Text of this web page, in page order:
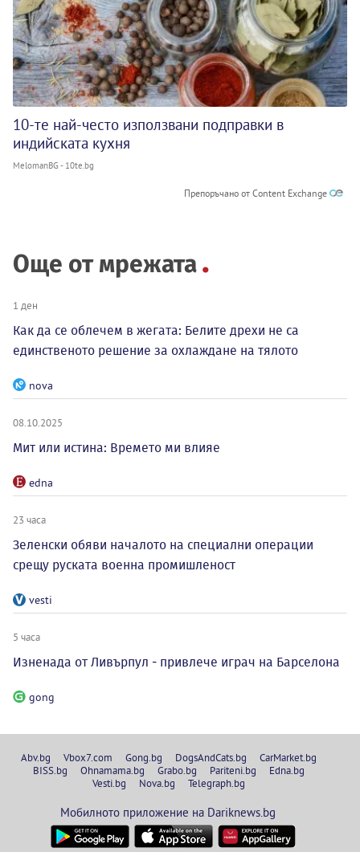
10-те най-често използвани подправки в
индийската кухня
MelomanBG - 10te.bg
Препоръчано от Content Exchange
Още от мрежата
1 ден
Как да се облечем в жегата: Белите дрехи не са
единственото решение за охлаждане на тялото
nova
08.10.2025
Мит или истина: Времето ми влияе
edna
23 часа
Зеленски обяви началото на специални операции
срещу руската военна промишленост
vesti
5 часа
Изненада от Ливърпул - привлече играч на Барселона
gong
Abv.bg Vbox7.com Gong.bg DogsAndCats.bg
CarMarket.bg
BISS.bg
Ohnamama.bg Grabo.bg Pariteni.bg
Edna.bg
Vesti.bg
Nova.bg Telegraph.bg
Мобилното приложение на Dariknews.bg